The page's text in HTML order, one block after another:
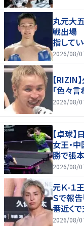
丸元大
戦出場
指してい
2026/08/
【RIZIN
「色々
2026/08/
【卓球
女王・
勝で張
2026/08/
元Ｋ-１
Ｓで報
番近く
家庭を
2026/08/